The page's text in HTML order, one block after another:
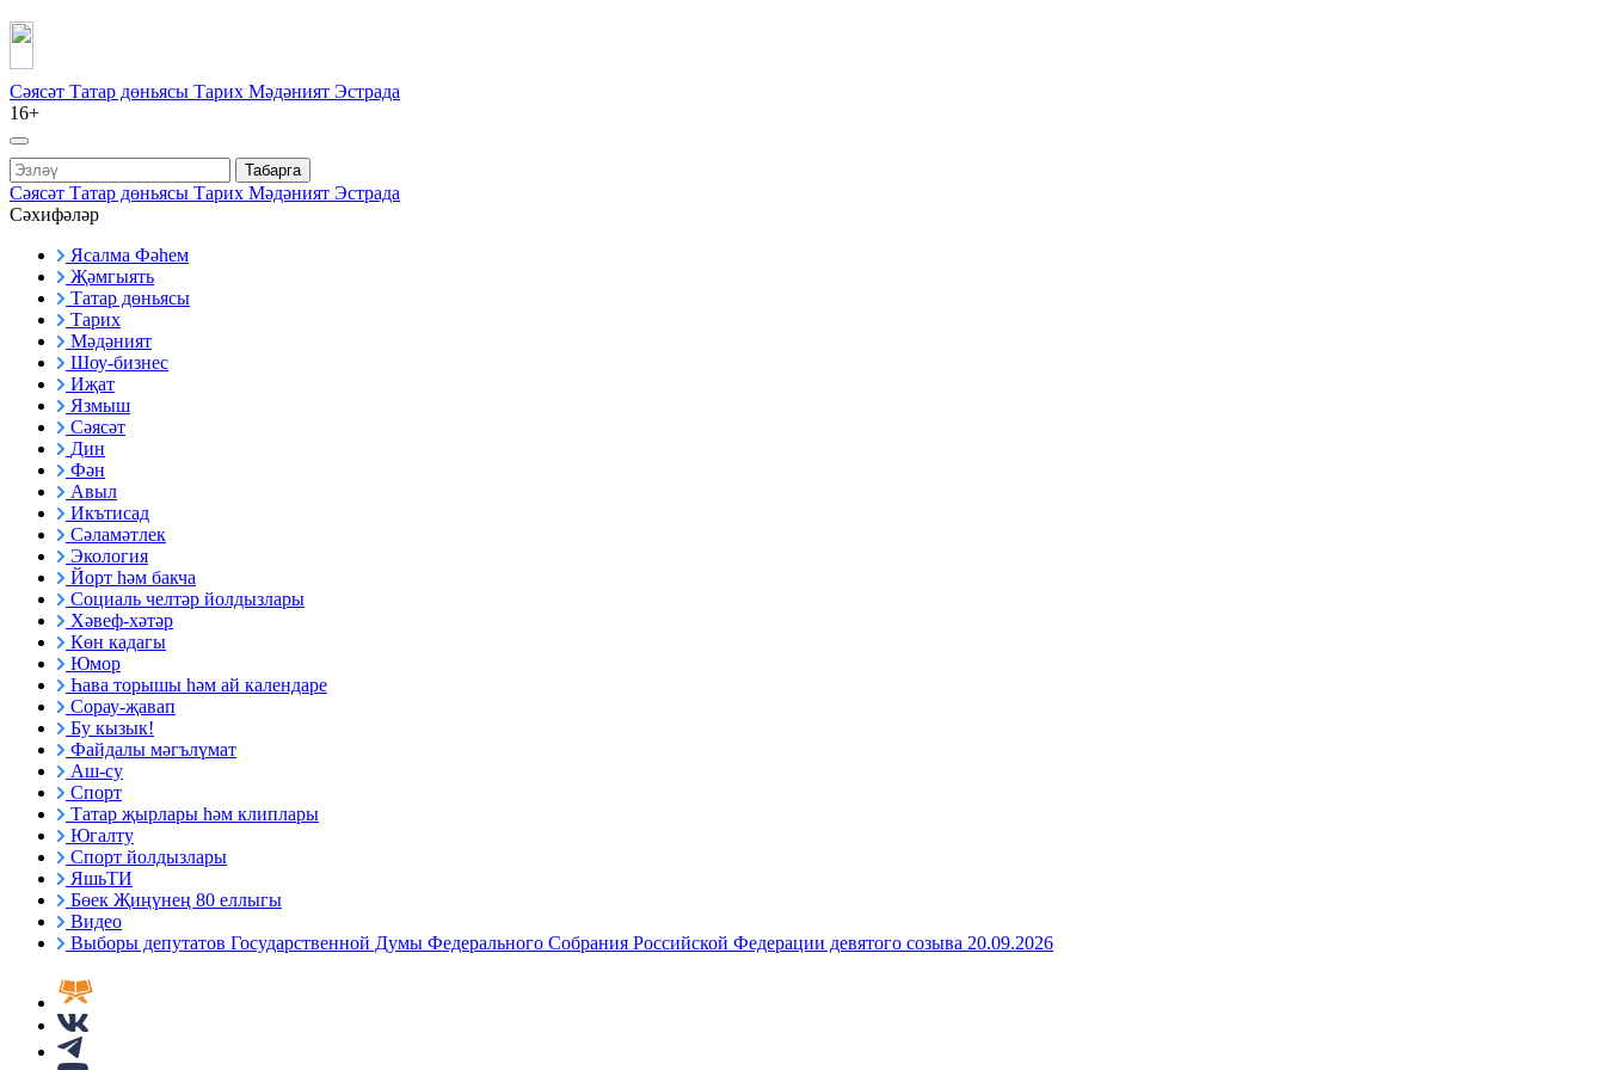
Сәясәт Татар дөньясы Тарих Мәдәният Эстрада
16+
Табарга
Сәясәт Татар дөньясы Тарих Мәдәният Эстрада
Сәхифәләр
Ясалма Фәһем
Җәмгыять
Татар дөньясы
Тарих
Мәдәният
Шоу-бизнес
Иҗат
Язмыш
Сәясәт
Дин
Фән
Авыл
Икътисад
Сәламәтлек
Экология
Йорт һәм бакча
Социаль челтәр йолдызлары
Хәвеф-хәтәр
Көн кадагы
Юмор
Һава торышы һәм ай календаре
Сорау-җавап
Бу кызык!
Файдалы мәгълүмат
Аш-су
Спорт
Татар җырлары һәм клиплары
Югалту
Спорт йолдызлары
ЯшьТИ
Бөек Җиңүнең 80 еллыгы
Видео
Выборы депутатов Государственной Думы Федерального Собрания Российской Федерации девятого созыва 20.09.2026